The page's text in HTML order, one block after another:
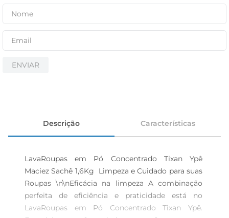
ENVIAR
Descrição Características
LavaRoupas em Pó Concentrado Tixan Ypê
Maciez Sachê 1,6Kg  Limpeza e Cuidado para suas
Roupas \n\nEficácia na limpeza A combinação
perfeita de eficiência e praticidade está no
LavaRoupas em Pó Concentrado Tixan Ypê.
papel higiênico
cerveja